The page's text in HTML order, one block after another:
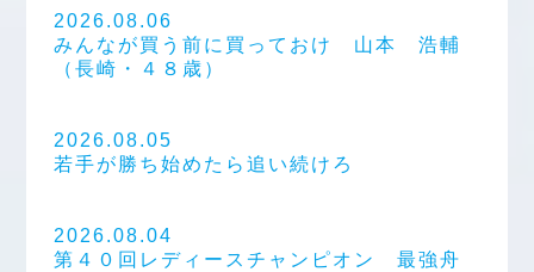
2026.08.06
みんなが買う前に買っておけ 山本 浩輔
（長崎・４８歳）
2026.08.05
若手が勝ち始めたら追い続けろ
2026.08.04
第４０回レディースチャンピオン 最強舟